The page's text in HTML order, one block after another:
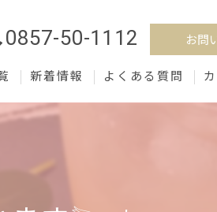
0857-50-1112 お問
新着情報 よくある質問